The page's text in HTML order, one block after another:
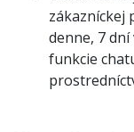
zákazníckej
denne, 7
funkcie